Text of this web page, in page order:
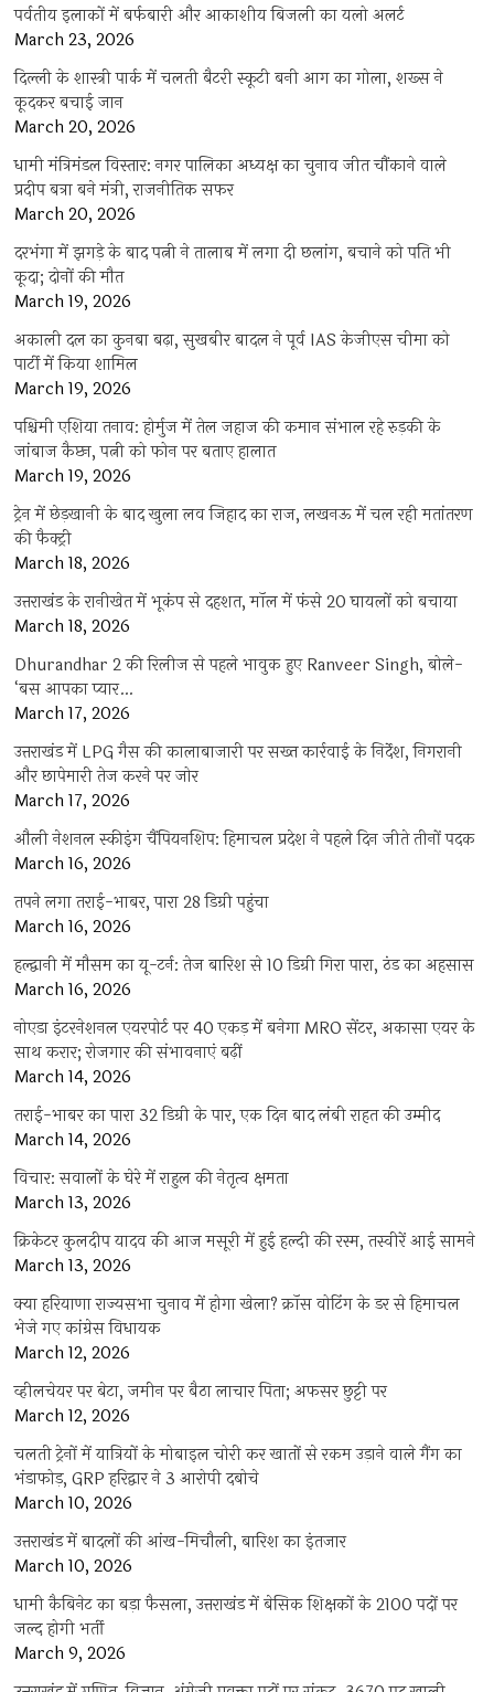
पर्वतीय इलाकों में बर्फबारी और आकाशीय बिजली का यलो अलर्ट
March 23, 2026
दिल्ली के शास्त्री पार्क में चलती बैटरी स्कूटी बनी आग का गोला, शख्स ने
कूदकर बचाई जान
March 20, 2026
धामी मंत्रिमंडल विस्तार: नगर पालिका अध्यक्ष का चुनाव जीत चौंकाने वाले
प्रदीप बत्रा बने मंत्री, राजनीतिक सफर
March 20, 2026
दरभंगा में झगड़े के बाद पत्नी ने तालाब में लगा दी छलांग, बचाने को पति भी
कूदा; दोनों की मौत
March 19, 2026
अकाली दल का कुनबा बढ़ा, सुखबीर बादल ने पूर्व IAS केजीएस चीमा को
पार्टी में किया शामिल
March 19, 2026
पश्चिमी एशिया तनाव: होर्मुज में तेल जहाज की कमान संभाल रहे रुड़की के
जांबाज कैप्टन, पत्नी को फोन पर बताए हालात
March 19, 2026
ट्रेन में छेड़खानी के बाद खुला लव जिहाद का राज, लखनऊ में चल रही मतांतरण
की फैक्ट्री
March 18, 2026
उत्तराखंड के रानीखेत में भूकंप से दहशत, मॉल में फंसे 20 घायलों को बचाया
March 18, 2026
Dhurandhar 2 की रिलीज से पहले भावुक हुए Ranveer Singh, बोले-
‘बस आपका प्यार…
March 17, 2026
उत्तराखंड में LPG गैस की कालाबाजारी पर सख्त कार्रवाई के निर्देश, निगरानी
और छापेमारी तेज करने पर जोर
March 17, 2026
औली नेशनल स्कीइंग चैंपियनशिप: हिमाचल प्रदेश ने पहले दिन जीते तीनों पदक
March 16, 2026
तपने लगा तराई-भाबर, पारा 28 डिग्री पहुंचा
March 16, 2026
हल्द्वानी में मौसम का यू-टर्न: तेज बारिश से 10 डिग्री गिरा पारा, ठंड का अहसास
March 16, 2026
नोएडा इंटरनेशनल एयरपोर्ट पर 40 एकड़ में बनेगा MRO सेंटर, अकासा एयर के
साथ करार; रोजगार की संभावनाएं बढ़ीं
March 14, 2026
तराई-भाबर का पारा 32 डिग्री के पार, एक दिन बाद लंबी राहत की उम्मीद
March 14, 2026
विचार: सवालों के घेरे में राहुल की नेतृत्व क्षमता
March 13, 2026
क्रिकेटर कुलदीप यादव की आज मसूरी में हुई हल्दी की रस्म, तस्वीरें आई सामने
March 13, 2026
क्या हरियाणा राज्यसभा चुनाव में होगा खेला? क्रॉस वोटिंग के डर से हिमाचल
भेजे गए कांग्रेस विधायक
March 12, 2026
व्हीलचेयर पर बेटा, जमीन पर बैठा लाचार पिता; अफसर छुट्टी पर
March 12, 2026
चलती ट्रेनों में यात्रियों के मोबाइल चोरी कर खातों से रकम उड़ाने वाले गैंग का
भंडाफोड़, GRP हरिद्वार ने 3 आरोपी दबोचे
March 10, 2026
उत्तराखंड में बादलों की आंख-मिचौली, बारिश का इंतजार
March 10, 2026
धामी कैबिनेट का बड़ा फैसला, उत्तराखंड में बेसिक शिक्षकों के 2100 पदों पर
जल्द होगी भर्ती
March 9, 2026